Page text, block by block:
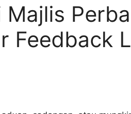
Feedback